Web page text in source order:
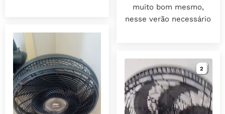
muito bom mesmo,
nesse verão necessário
2
2